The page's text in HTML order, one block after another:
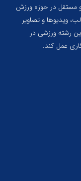
مستقل در حوزه ورزش
ویدیوها و تصاویر
رشته ورزشی در
عمل کند.